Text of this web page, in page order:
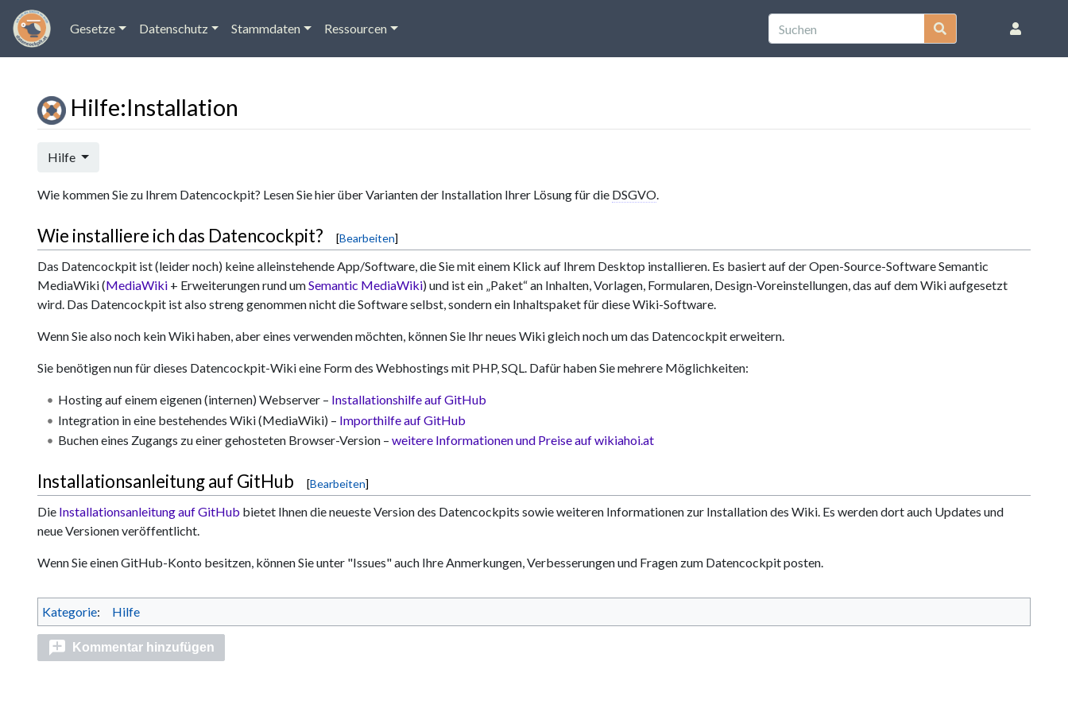
Gesetze Datenschutz Stammdaten Ressourcen
Hilfe:Installation
Wechseln zu:
Hilfe
Wie kommen Sie zu Ihrem Datencockpit? Lesen Sie hier über Varianten der Installation Ihrer Lösung für die DSGVO.
Wie installiere ich das Datencockpit? [Bearbeiten]
Das Datencockpit ist (leider noch) keine alleinstehende App/Software, die Sie mit einem Klick auf Ihrem Desktop installieren. Es basiert auf der Open-Source-Software Semantic
MediaWiki (MediaWiki + Erweiterungen rund umSemantic MediaWiki) und ist ein „Paket“ an Inhalten, Vorlagen, Formularen, Design-Voreinstellungen, das auf dem Wiki aufgesetzt
wird. Das Datencockpit ist also streng genommen nicht die Software selbst, sondern ein Inhaltspaket für diese Wiki-Software.
Wenn Sie also noch kein Wiki haben, aber eines verwenden möchten, können Sie Ihr neues Wiki gleich noch um das Datencockpit erweitern.
Sie benötigen nun für dieses Datencockpit-Wiki eine Form des Webhostings mit PHP, SQL. Dafür haben Sie mehrere Möglichkeiten:
Hosting auf einem eigenen (internen) Webserver – Installationshilfe auf GitHub
Integration in eine bestehendes Wiki (MediaWiki) – Importhilfe auf GitHub
Buchen eines Zugangs zu einer gehosteten Browser-Version – weitere Informationen und Preise auf wikiahoi.at
Installationsanleitung auf GitHub [Bearbeiten]
Die Installationsanleitung auf GitHub bietet Ihnen die neueste Version des Datencockpits sowie weiteren Informationen zur Installation des Wiki. Es werden dort auch Updates und
neue Versionen veröffentlicht.
Wenn Sie einen GitHub-Konto besitzen, können Sie unter "Issues" auch Ihre Anmerkungen, Verbesserungen und Fragen zum Datencockpit posten.
Kategorie: Hilfe
Kommentar hinzufügen